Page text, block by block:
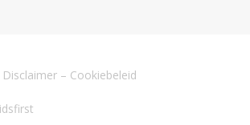
Disclaimer – Cookiebeleid